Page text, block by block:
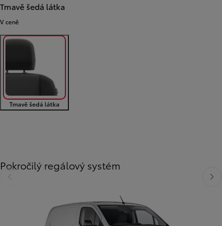
Tmavě šedá látka
V ceně
Tmavě šedá látka
Pokročilý regálový systém
Předchozí Další